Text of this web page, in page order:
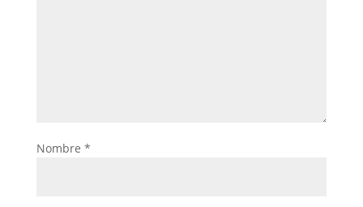
Nombre *